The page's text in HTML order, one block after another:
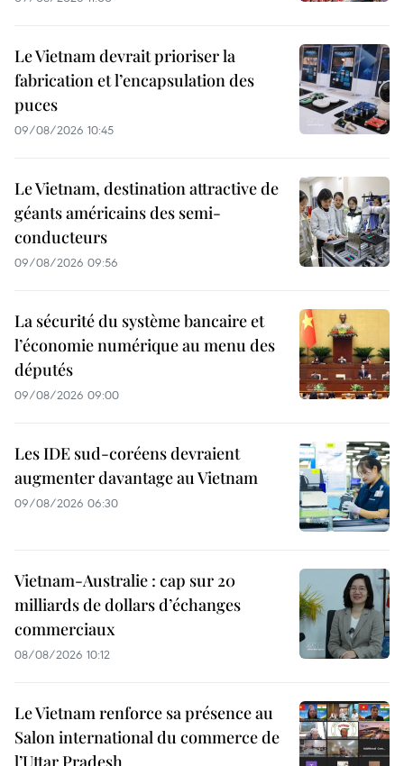
Le Vietnam devrait prioriser la
fabrication et l’encapsulation des
puces
09/08/2026 10:45
Le Vietnam, destination attractive de
géants américains des semi-
conducteurs
09/08/2026 09:56
La sécurité du système bancaire et
l’économie numérique au menu des
députés
09/08/2026 09:00
Les IDE sud-coréens devraient
augmenter davantage au Vietnam
09/08/2026 06:30
Vietnam-Australie : cap sur 20
milliards de dollars d’échanges
commerciaux
08/08/2026 10:12
Le Vietnam renforce sa présence au
Salon international du commerce de
l’Uttar Pradesh